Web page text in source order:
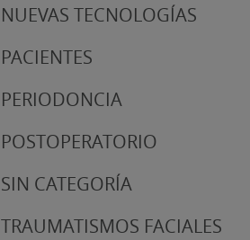
NUEVAS TECNOLOGÍAS
PACIENTES
PERIODONCIA
POSTOPERATORIO
SIN CATEGORÍA
TRAUMATISMOS FACIALES